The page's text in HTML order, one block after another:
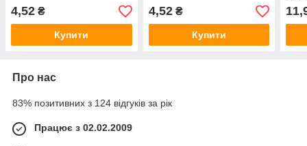
4,52 ₴
Купити
4,52₴
Купити
Про нас
83% позитивних з 124 відгуків за рік
Працює з 02.02.2009